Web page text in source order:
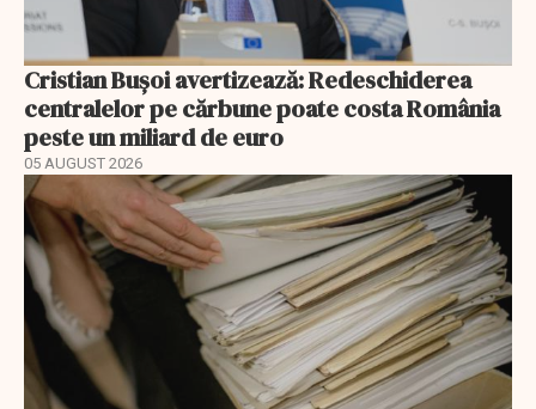
Cristian Bușoi avertizează: Redeschiderea
centralelor pe cărbune poate costa România
peste un miliard de euro
05 AUGUST 2026